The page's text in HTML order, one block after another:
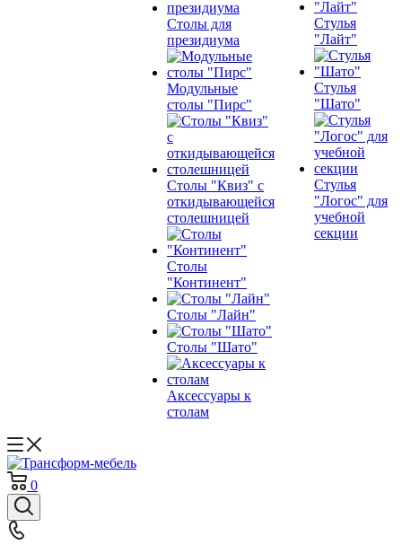
Столы для
президиума
Модульные
столы "Пирс"
Столы "Квиз" с
откидывающейся
столешницей
Столы
"Континент"
Столы "Лайн"
Столы "Шато"
Аксессуары к
столам
Стулья
"Лайт"
Стулья
"Шато"
Стулья
"Логос" для
учебной
секции
0